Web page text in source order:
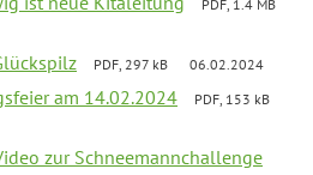
PDF, 1.4 MB
PDF, 297 kB 06.02.2024
am 14.02.2024
PDF, 153 kB
zur Schneemannchallenge